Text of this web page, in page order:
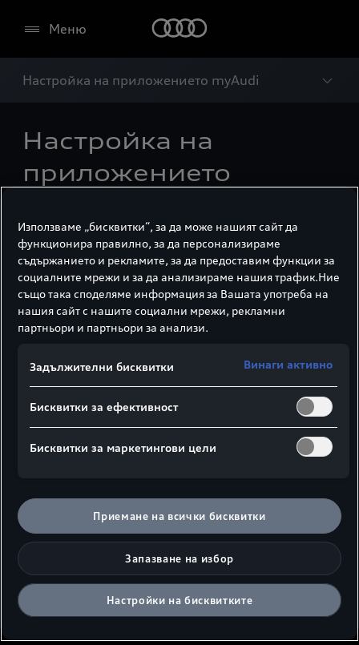
Меню
Настройка на приложението myAudi
Настройка на
приложението
Свържете Вашия автомобил с приложението
myAudi, за да използвате дигитални услуги и
функции.
Може би Ви интересува
Гледайте видеото
Използваме „бисквитки“, за да може нашият сайт да
функционира правилно, за да персонализираме
съдържанието и рекламите, за да предоставим функции за
социалните мрежи и за да анализираме нашия трафик.Ние
също така споделяме информация за Вашата употреба на
нашия сайт с нашите социални мрежи, рекламни
партньори и партньори за анализи.
Задължителни бисквитки Винаги активно
Бисквитки за ефективност
Бисквитки за маркетингови цели
Приемане на всички бисквитки
Запазване на избор
Настройки на бисквитките